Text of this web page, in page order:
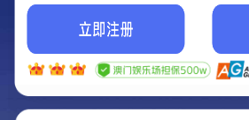
网站可能因以下原因之一而导致无法访问
域名未绑定、网站过期 以及其他原因（
名未备案、域名备案被注销等）被系统关